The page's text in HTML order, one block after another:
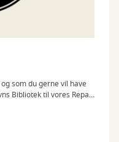
som du gerne vil have
Bibliotek til vores Repair
med frivillige